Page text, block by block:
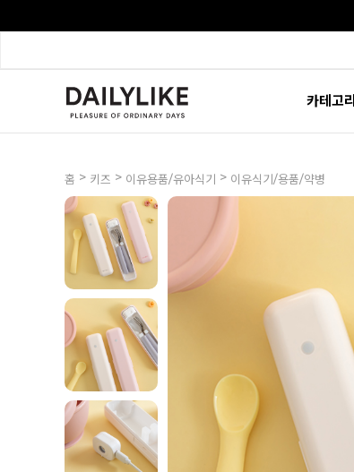
카테고리
홈 > 키즈 > 이유용품/유아식기 > 이유식기/용품/약병